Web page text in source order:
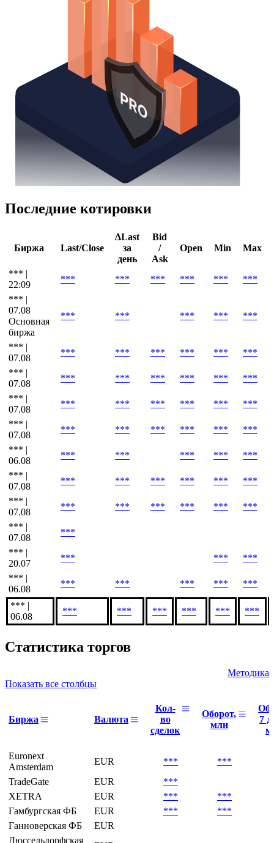
Последние котировки
Биржа Last/Close
ΔLast
за
день
Bid
/
Ask
Open Min Max
*** |
22:09
*** *** *** *** *** ***
*** |
07.08
Основная
биржа
*** *** *** *** ***
*** |
07.08
*** *** *** *** ***
***
*** |
07.08
*** *** *** *** ***
***
*** |
07.08
*** *** *** *** ***
***
*** |
07.08
*** *** *** *** ***
***
*** |
06.08
*** *** *** ***
***
*** |
07.08
*** *** *** *** ***
***
*** |
07.08
*** *** *** *** ***
***
*** |
07.08
***
*** |
20.07
*** ***
***
*** |
06.08
*** *** *** *** ***
*** |
06.08
*** *** *** *** *** ***
Статистика торгов
Методика
Показать все столбцы
Биржа Валюта
Кол-
во
сделок
Оборот,
млн
7
Euronext
Amsterdam
EUR *** ***
TradeGate
EUR
***
XETRA
EUR *** ***
Гамбургская ФБ
EUR *** ***
Ганноверская ФБ
EUR
Дюссельдорфская